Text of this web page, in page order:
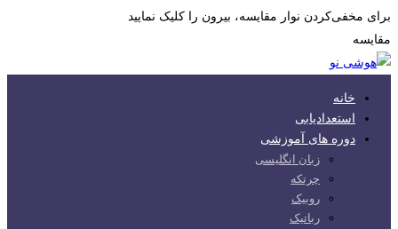
برای مخفی‌کردن نوار مقایسه، بیرون را کلیک نمایید
مقایسه
خانه
استعدادیابی
دوره های آموزشی
زبان انگلیسی
چرتکه
روبیک
رباتیک